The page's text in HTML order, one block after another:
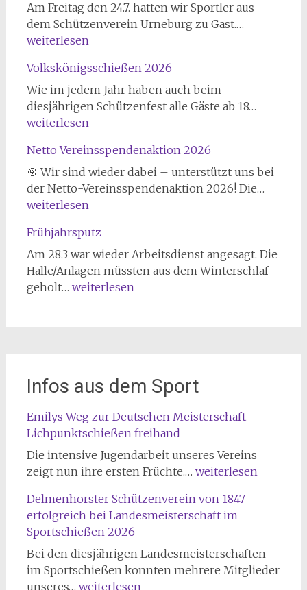
Am Freitag den 24.7. hatten wir Sportler aus
dem Schützenverein Urneburg zu Gast.…
weiterlesen
Volkskönigsschießen 2026
Wie im jedem Jahr haben auch beim
diesjährigen Schützenfest alle Gäste ab 18…
weiterlesen
Netto Vereinsspendenaktion 2026
🎯 Wir sind wieder dabei – unterstützt uns bei
der Netto-Vereinsspendenaktion 2026! Die…
weiterlesen
Frühjahrsputz
Am 28.3 war wieder Arbeitsdienst angesagt. Die
Halle/Anlagen müssten aus dem Winterschlaf
geholt… Frühjahrsputz
weiterlesen
Infos aus dem Sport
Emilys Weg zur Deutschen Meisterschaft
Lichpunktschießen freihand
Die intensive Jugendarbeit unseres Vereins
zeigt nun ihre ersten Früchte.… Emilys
zur
Deutschen
Lichpunktschießen
freihand
weiterlesen
Delmenhorster Schützenverein von 1847
erfolgreich bei Landesmeisterschaft im
Sportschießen 2026
Bei den diesjährigen Landesmeisterschaften
im Sportschießen konnten mehrere Mitglieder
unseres… Delmenhorster
weiterlesen